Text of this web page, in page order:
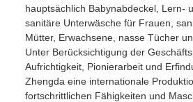
hauptsächlich Babynabdeckel, Lern-
sanitäre Unterwäsche für Frauen,
Mütter, Erwachsene, nasse Tücher
Unter Berücksichtigung der
Aufrichtigkeit, Pionierarbeit und
Zhengda eine internationale
fortschrittlichen Fähigkeiten und